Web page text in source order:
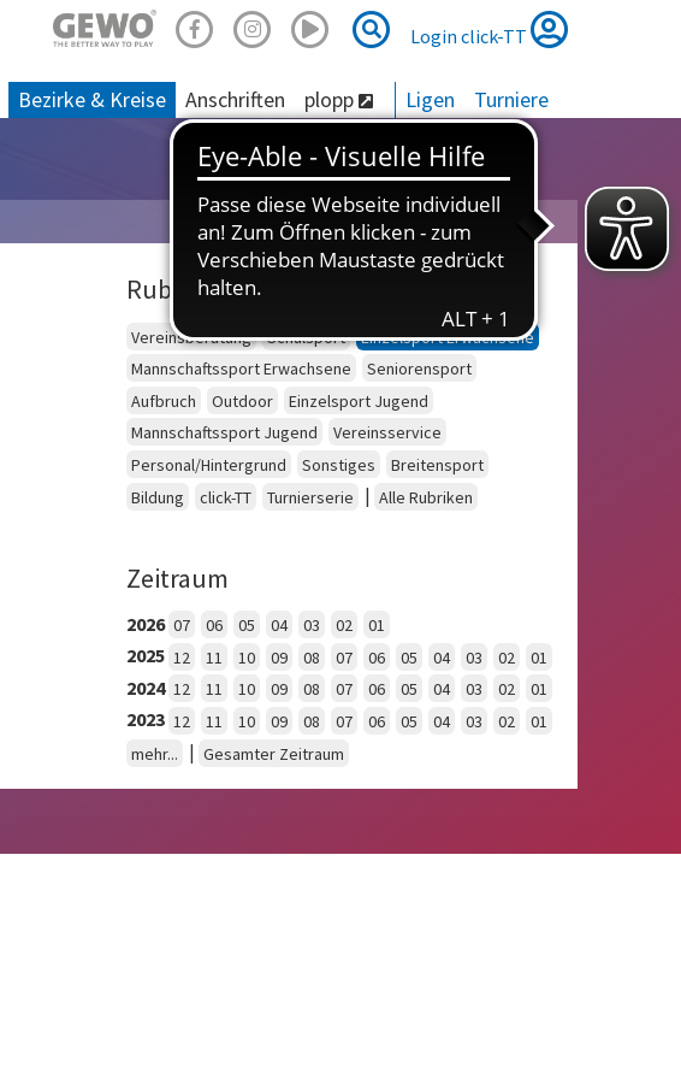
Suche
Suche
Login click-TT
Bezirke & Kreise Anschriften plopp Ligen Turniere
Rubriken
Vereinsberatung Schulsport
Einzelsport Erwachsene
Mannschaftssport Erwachsene
Seniorensport
Aufbruch
Outdoor
Einzelsport Jugend
Mannschaftssport Jugend
Vereinsservice
Personal/Hintergrund
Sonstiges
Breitensport
Bildung
click-TT Turnierserie | Alle Rubriken
Zeitraum
2026 07 06 05 04 03 02 01
2025 12 11 10 09 08 07 06 05 04 03 02 01
2024 12 11 10 09 08 07 06 05 04 03 02 01
2023 12 11 10 09 08 07 06 05 04 03 02
01
mehr...
| Gesamter Zeitraum